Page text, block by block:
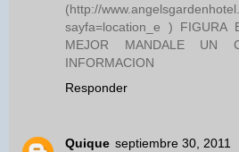
(http://
sayfa=location_e ) FIGURA
MEJOR MANDALE UN
INFORMACION
Responder
Quique septiembre 30, 2011